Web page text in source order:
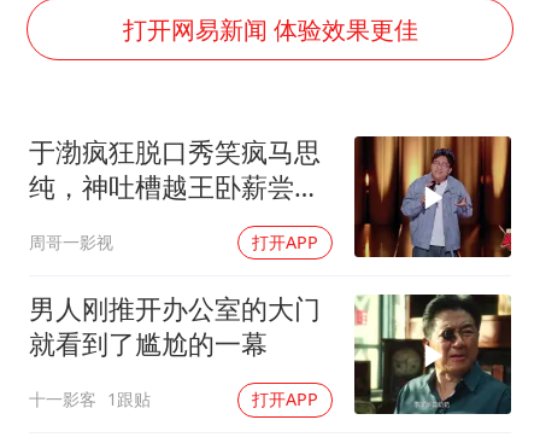
广岛长崎的昨天未必不会是日本的明天
我国民营企业创新动能持续增强
高铁双人座被免票儿童挤成3人座
五角大楼再公布UFO视频
母子三人想去郴州结果到了彬州
公安部通报：抓获犯罪嫌疑人8200余名
真理之光，何以能照亮复兴之路？
打开网易新闻 体验效果更佳
于渤疯狂脱口秀笑疯马思
纯，神吐槽越王卧薪尝
胆，句句爆梗疯狂输出！
周哥一影视 打开APP
男人刚推开办公室的大门
就看到了尴尬的一幕
十一影客 1跟贴 打开APP